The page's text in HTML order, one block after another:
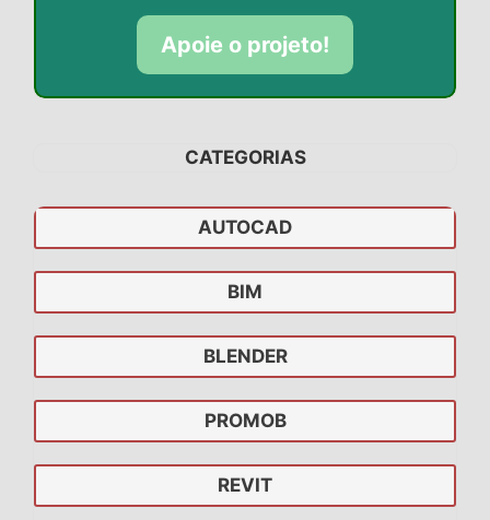
Apoie o projeto!
CATEGORIAS
AUTOCAD
BIM
BLENDER
PROMOB
REVIT